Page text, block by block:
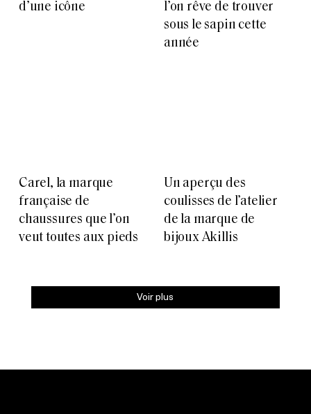
d’une icône
l’on rêve de trouver
sous le sapin cette
année
Carel, la marque
française de
chaussures que l’on
veut toutes aux pieds
Un aperçu des
coulisses de l’atelier
de la marque de
bijoux Akillis
Voir plus